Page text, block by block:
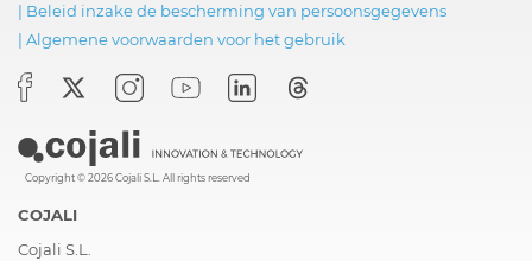
| Beleid inzake de bescherming van persoonsgegevens
| Algemene voorwaarden voor het gebruik
Copyright © 2026 Cojali S.L. All rights reserved
COJALI
Cojali S.L.